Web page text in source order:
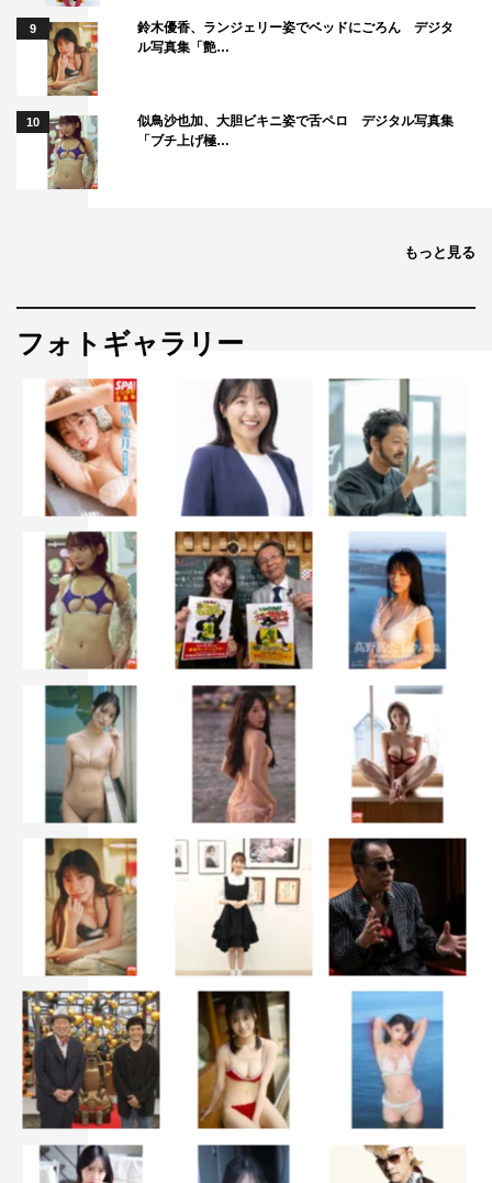
9
鈴木優香、ランジェリー姿でベッドにごろん デジタ
ル写真集「艶…
10
似鳥沙也加、大胆ビキニ姿で舌ペロ デジタル写真集
「ブチ上げ極…
もっと見る
フォトギャラリー